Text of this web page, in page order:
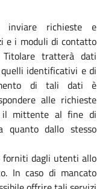
richieste e
e i moduli di contatto
tratterà dati
identificativi e di
di tali dati è
alle richieste
il mittente al fine di
quanto dallo stesso
forniti dagli utenti allo
In caso di mancato